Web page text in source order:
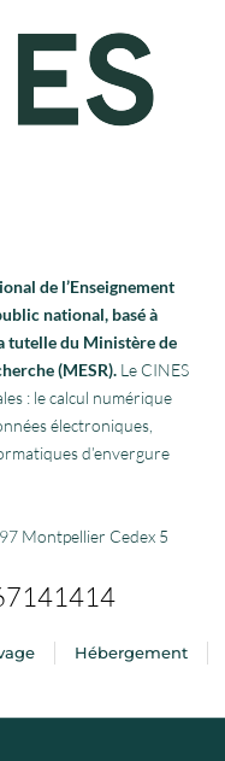
de l’Enseignement
national, basé à
tutelle du Ministère de
(MESR). Le CINES
: le calcul numérique
électroniques,
d’envergure
Montpellier Cedex 5
Hébergement